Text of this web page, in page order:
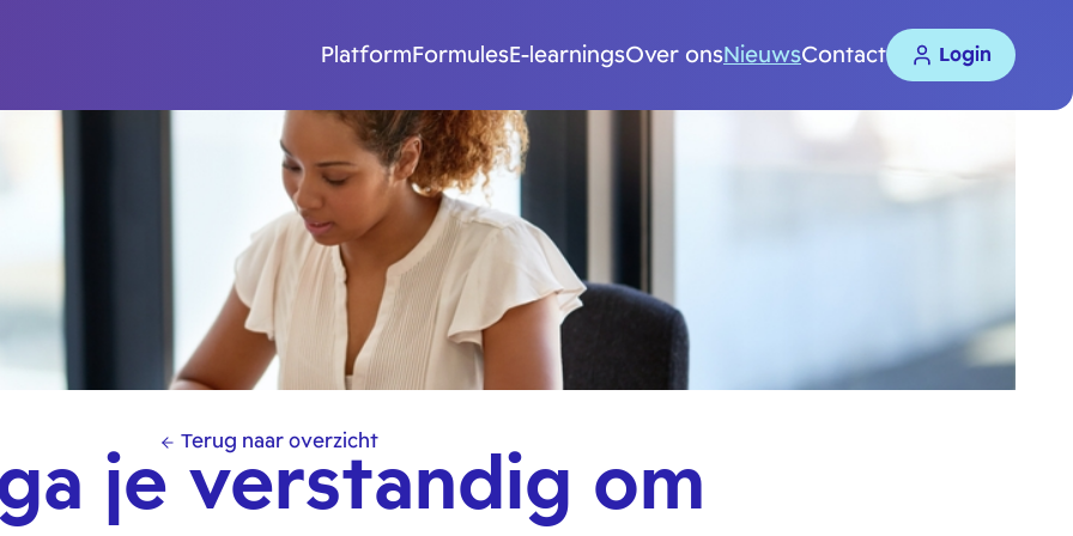
PlatformFormulesE-learningsOver onsNieuwsContact Login
Terug naar overzicht
je verstandig om